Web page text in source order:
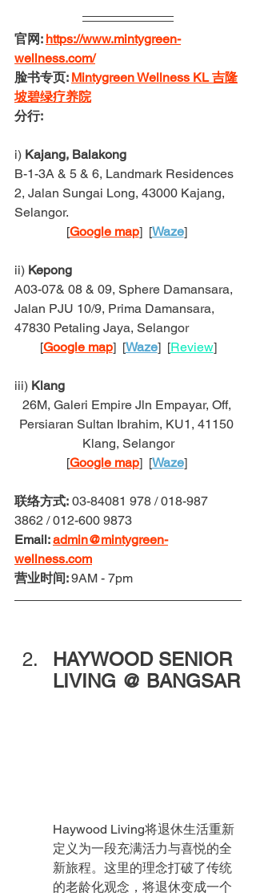
官网: https://www.mintygreen-
wellness.com/
脸书专页: Mintygreen Wellness KL 吉隆
坡碧绿疗养院
分行:
i) Kajang, Balakong
B-1-3A & 5 & 6, Landmark Residences
2, Jalan Sungai Long, 43000 Kajang,
Selangor.
[Google map]  [Waze]
ii) Kepong
A03-07& 08 & 09, Sphere Damansara,
Jalan PJU 10/9, Prima Damansara,
47830 Petaling Jaya, Selangor
[Google map]  [Waze]  [Review]
iii) Klang
26M, Galeri Empire Jln Empayar, Off,
Persiaran Sultan Ibrahim, KU1, 41150
Klang, Selangor
[Google map]  [Waze]
联络方式: 03-84081 978 / 018-987
3862 / 012-600 9873
Email: admin@mintygreen-
wellness.com
营业时间: 9AM - 7pm
HAYWOOD SENIOR
LIVING @ BANGSAR
Haywood Living将退休生活重新
定义为一段充满活力与喜悦的全
新旅程。这里的理念打破了传统
的老龄化观念，将退休变成一个